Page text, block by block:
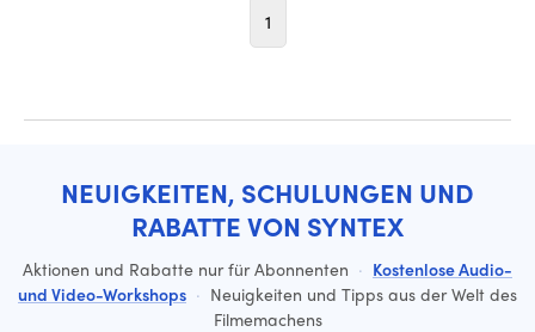
1
NEUIGKEITEN, SCHULUNGEN UND
RABATTE VON SYNTEX
Aktionen und Rabatte nur für Abonnenten · Kostenlose Audio-
und Video-Workshops · Neuigkeiten und Tipps aus der Welt des
Filmemachens